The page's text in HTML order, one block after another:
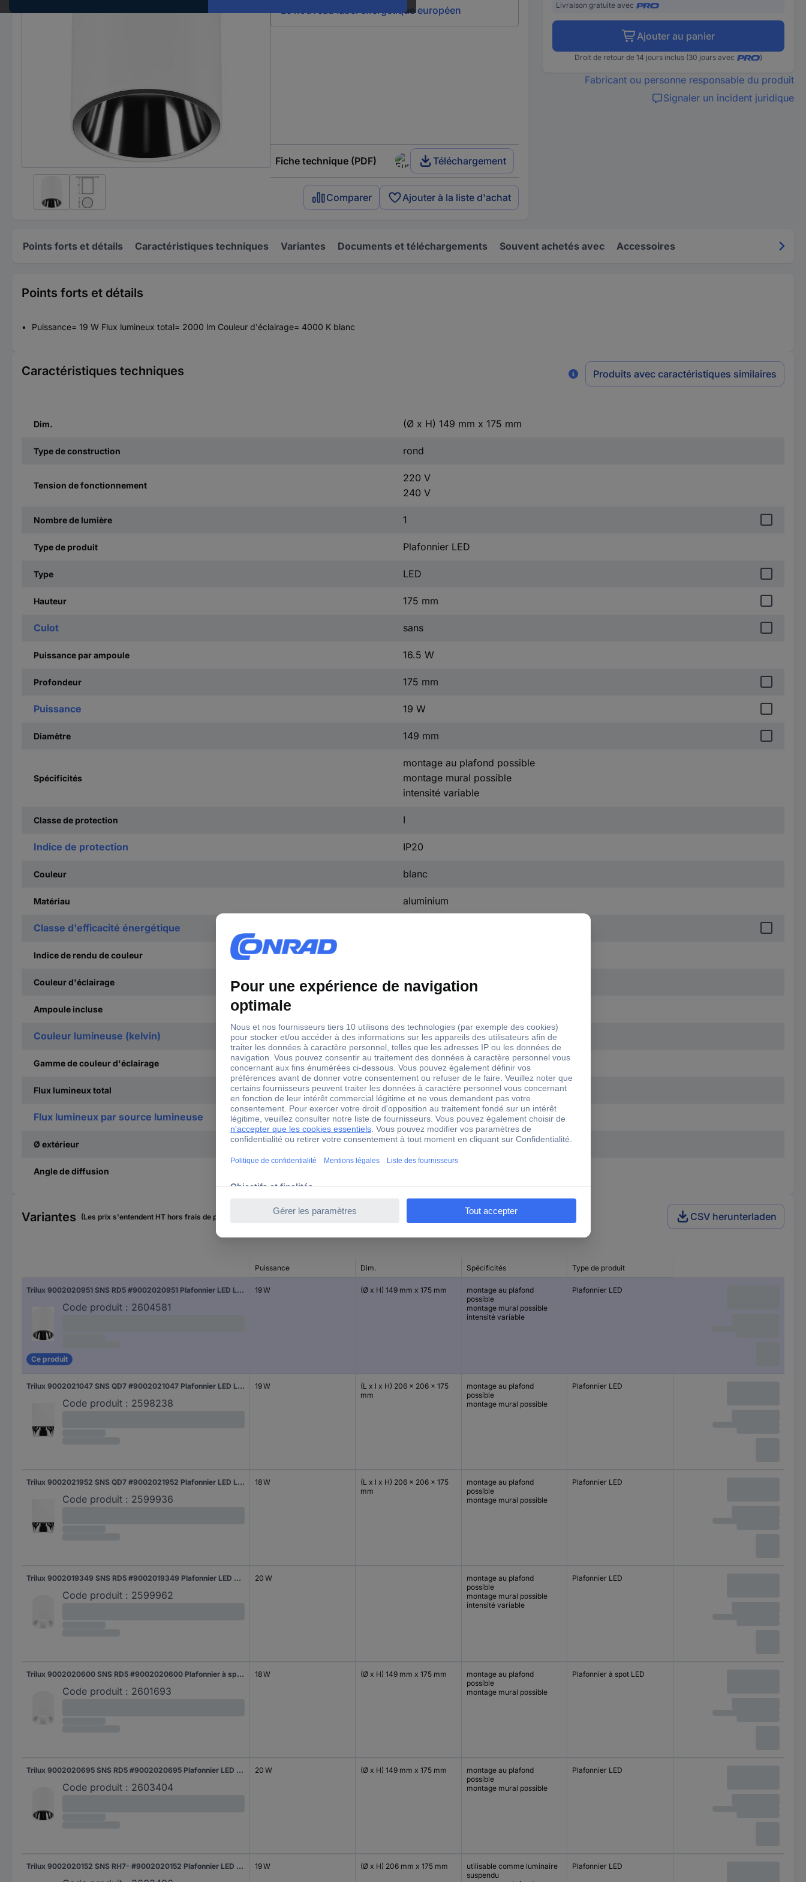
Le nouveau label énergétique européen
Fiche technique (PDF) Téléchargement
Comparer Ajouter à la liste d'achat
Livraison gratuite avec
Ajouter au panier
Droit de retour de 14 jours inclus (30 jours avec )
Fabricant ou personne responsable du produit
Signaler un incident juridique
Points forts et détails Caractéristiques techniques Variantes Documents et téléchargements Souvent achetés avec Accessoires
Points forts et détails
Puissance= 19 W Flux lumineux total= 2000 lm Couleur d'éclairage= 4000 K blanc
Caractéristiques techniques Produits avec caractéristiques similaires
Dim. (Ø x H) 149 mm x 175 mm
Type de construction rond
Tension de fonctionnement
220 V
240 V
Nombre de lumière 1
Type de produit Plafonnier LED
Type LED
Hauteur 175 mm
Culot sans
Puissance par ampoule 16.5 W
Profondeur 175 mm
Puissance 19 W
Diamètre 149 mm
Spécificités
montage au plafond possible
montage mural possible
intensité variable
Classe de protection I
Indice de protection IP20
Couleur blanc
Matériau aluminium
Classe d'efficacité énergétique
Indice de rendu de couleur
Couleur d'éclairage blanc
Ampoule incluse
Couleur lumineuse (kelvin) 4000 K
Gamme de couleur d'éclairage 4000 K
Flux lumineux total 2000 lm
Flux lumineux par source lumineuse 2000 lm
Ø extérieur 149 mm
Angle de diffusion
Variantes (Les prix s'entendent HT hors frais de port) CSV herunterladen
Puissance Dim. Spécificités Type de produit
Trilux 9002020951 SNS RD5 #9002020951 Plafonnier LED LED sans 19 W blanc
Code produit : 2604581
Ce produit
19 W (Ø x H) 149 mm x 175 mm
montage au plafond
possible
montage mural possible
intensité variable
Plafonnier LED
Trilux 9002021047 SNS QD7 #9002021047 Plafonnier LED LED sans 19 W blanc
Code produit : 2598238
19 W
(L x l x H) 206 x 206 x 175
mm
montage au plafond
possible
montage mural possible
Plafonnier LED
Trilux 9002021952 SNS QD7 #9002021952 Plafonnier LED LED sans 18 W blanc
Code produit : 2599936
18 W
(L x l x H) 206 x 206 x 175
mm
montage au plafond
possible
montage mural possible
Plafonnier LED
Trilux 9002019349 SNS RD5 #9002019349 Plafonnier LED LED sans 20 W blanc
Code produit : 2599962
20 W
montage au plafond
possible
montage mural possible
intensité variable
Plafonnier LED
Trilux 9002020600 SNS RD5 #9002020600 Plafonnier à spot LED LED sans 18 W blanc
Code produit : 2601693
18 W (Ø x H) 149 mm x 175 mm
montage au plafond
possible
montage mural possible
Plafonnier à spot LED
Trilux 9002020695 SNS RD5 #9002020695 Plafonnier LED LED sans 20 W blanc
Code produit : 2603404
20 W (Ø x H) 149 mm x 175 mm
montage au plafond
possible
montage mural possible
Plafonnier LED
Trilux 9002020152 SNS RH7- #9002020152 Plafonnier LED LED sans 19 W blanc 19 W (Ø x H) 206 mm x 175 mm
utilisable comme luminaire
suspendu
Plafonnier LED